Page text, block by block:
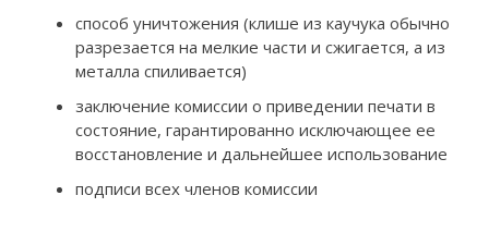
способ уничтожения (клише из каучука обычно
разрезается на мелкие части и сжигается, а из
металла спиливается)
заключение комиссии о приведении печати в
состояние, гарантированно исключающее ее
восстановление и дальнейшее использование
подписи всех членов комиссии